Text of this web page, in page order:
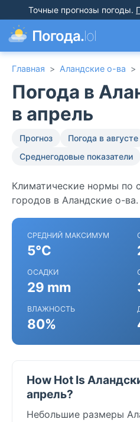
Точные прогнозы погоды.
Погода.lol
Главная > Аландские о-ва >
Погода в
в апрель
Прогноз Погода в августе
Среднегодовые показатели
Климатические нормы по
городов в Аландские о-ва.
СРЕДНИЙ МАКСИМУМ
5°C
ОСАДКИ
29 mm
ВЛАЖНОСТЬ
80%
How Hot Is
апрель?
Небольшие размеры